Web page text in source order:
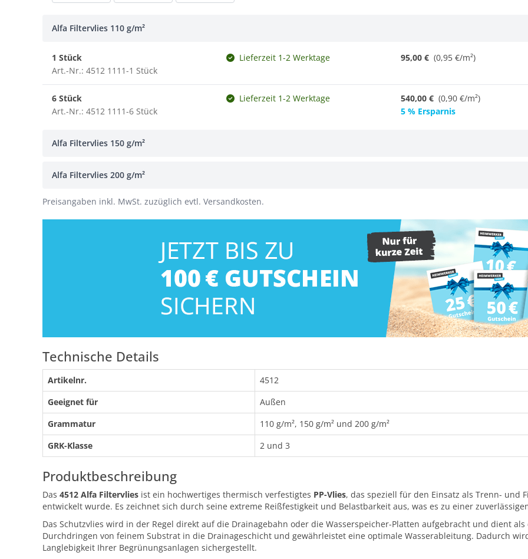
Alfa Filtervlies 110 g/m²
1 Stück
Art.-Nr.: 4512 1111-1 Stück
Lieferzeit 1-2 Werktage 95,00 € (0,95 €/m²)
6 Stück
Art.-Nr.: 4512 1111-6 Stück
Lieferzeit 1-2 Werktage 540,00 € (0,90 €/m²)
5 % Ersparnis
Alfa Filtervlies 150 g/m²
Alfa Filtervlies 200 g/m²
Preisangaben inkl. MwSt. zuzüglich evtl. Versandkosten.
Technische Details
Artikelnr.
4512
Geeignet für
Außen
Grammatur
110 g/m², 150 g/m² und 200 g/m²
GRK-Klasse
2 und 3
Produktbeschreibung
Das 4512 Alfa Filtervlies ist ein hochwertiges thermisch verfestigtes PP-Vlies, das speziell für den Einsatz als Trenn- und
entwickelt wurde. Es zeichnet sich durch seine extreme Reißfestigkeit und Belastbarkeit aus, was es zu einer
Das Schutzvlies wird in der Regel direkt auf die Drainagebahn oder die Wasserspeicher-Platten aufgebracht und dient
Durchdringen von feinem Substrat in die Drainageschicht und gewährleistet eine optimale Wasserableitung. Dadurch
Langlebigkeit Ihrer Begrünungsanlagen sichergestellt.